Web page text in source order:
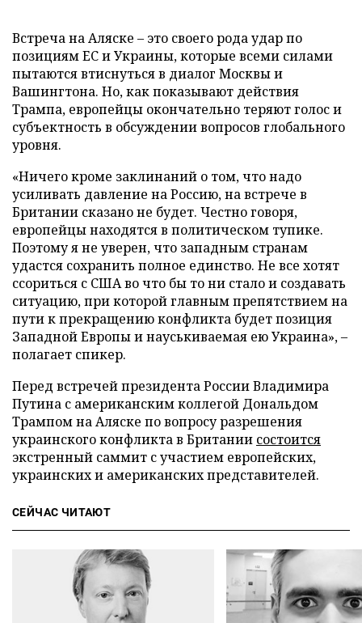
Встреча на Аляске – это своего рода удар по
позициям ЕС и Украины, которые всеми силами
пытаются втиснуться в диалог Москвы и
Вашингтона. Но, как показывают действия
Трампа, европейцы окончательно теряют голос и
субъектность в обсуждении вопросов глобального
уровня.
«Ничего кроме заклинаний о том, что надо
усиливать давление на Россию, на встрече в
Британии сказано не будет. Честно говоря,
европейцы находятся в политическом тупике.
Поэтому я не уверен, что западным странам
удастся сохранить полное единство. Не все хотят
ссориться с США во что бы то ни стало и создавать
ситуацию, при которой главным препятствием на
пути к прекращению конфликта будет позиция
Западной Европы и науськиваемая ею Украина», –
полагает спикер.
Перед встречей президента России Владимира
Путина с американским коллегой Дональдом
Трампом на Аляске по вопросу разрешения
украинского конфликта в Британии состоится
экстренный саммит с участием европейских,
украинских и американских представителей.
СЕЙЧАС ЧИТАЮТ